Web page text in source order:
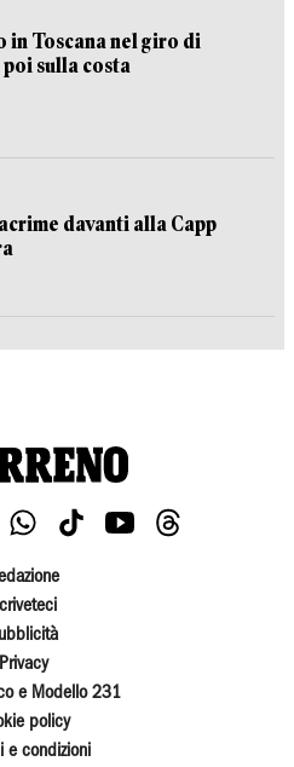
in Toscana nel giro di
poi sulla costa
davanti alla Capp
Privacy
e Modello 231
policy
e condizioni